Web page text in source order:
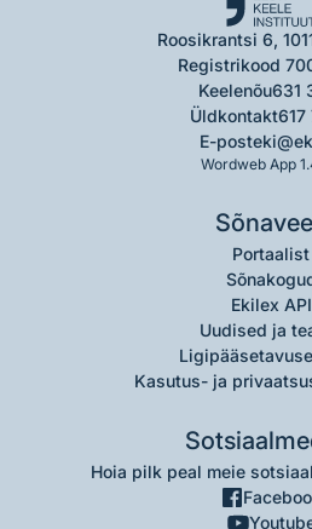
Roosikrantsi 6,
Registrikood
Keelenõu631
Üldkontakt617
E-post
Wordweb App
Portaalist
Ekilex API
Uudised ja
Kasutus- ja
Hoia pilk peal meie